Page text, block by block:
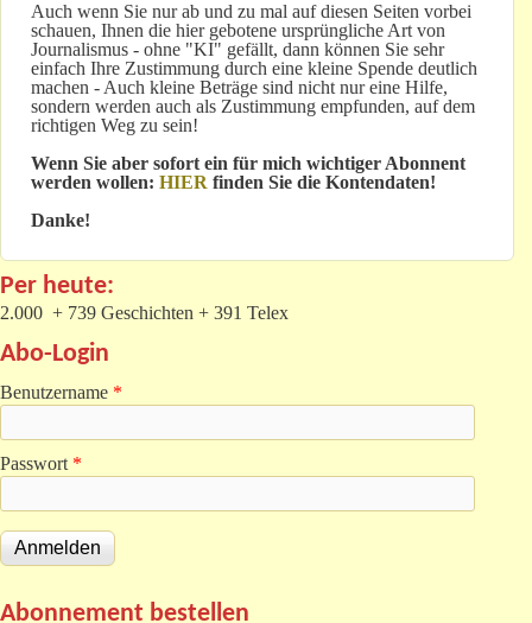
Auch wenn Sie nur ab und zu mal auf diesen Seiten vorbei
schauen, Ihnen die hier gebotene ursprüngliche Art von
Journalismus - ohne "KI" gefällt, dann können Sie sehr
einfach Ihre Zustimmung durch eine kleine Spende deutlich
machen - Auch kleine Beträge sind nicht nur eine Hilfe,
sondern werden auch als Zustimmung empfunden, auf dem
richtigen Weg zu sein!
Wenn Sie aber sofort ein für mich wichtiger Abonnent
werden wollen: HIER finden Sie die Kontendaten!
Danke!
Per heute:
2.000 + 739 Geschichten + 391 Telex
Abo-Login
Benutzername *
Passwort *
Abonnement bestellen